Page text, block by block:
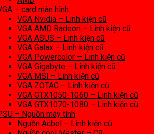
– card màn hình
VGA Nvidia – Linh kiện cũ
VGA AMD Radeon – Linh kiện cũ
VGA ASUS – Linh kiện cũ
VGA Galax – Linh kiện cũ
VGA Powercolor – Linh kiện cũ
VGA Gigabyte – Linh kiện cũ
VGA MSI – Linh kiện cũ
VGA ZOTAC – Linh kiện cũ
VGA GTX1050-1060 – Linh kiện cũ
VGA GTX1070-1080 – Linh kiện cũ
– Nguồn máy tính
Nguồn Acbel – Linh kiện cũ